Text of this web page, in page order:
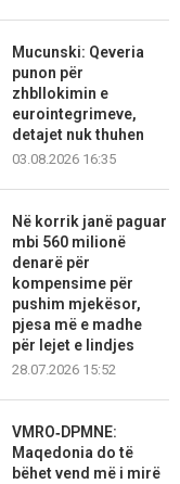
Mucunski: Qeveria
punon për
zhbllokimin e
eurointegrimeve,
detajet nuk thuhen
03.08.2026 16:35
Në korrik janë paguar
mbi 560 milionë
denarë për
kompensime për
pushim mjekësor,
pjesa më e madhe
për lejet e lindjes
28.07.2026 15:52
VMRO‑DPMNE:
Maqedonia do të
bëhet vend më i mirë